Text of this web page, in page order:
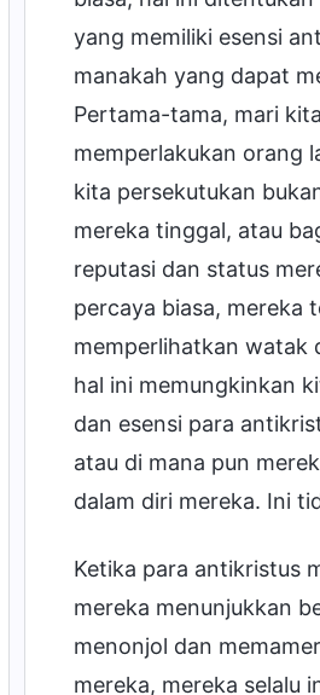
yang memiliki esensi
manakah yang dapat
Pertama-tama, mari
memperlakukan orang
kita persekutukan
mereka tinggal, atau
reputasi dan status
percaya biasa, mereka
memperlihatkan watak
hal ini memungkinkan
dan esensi para
atau di mana pun
dalam diri mereka. Ini
Ketika para antikristus
mereka menunjukkan
menonjol dan
mereka, mereka selalu